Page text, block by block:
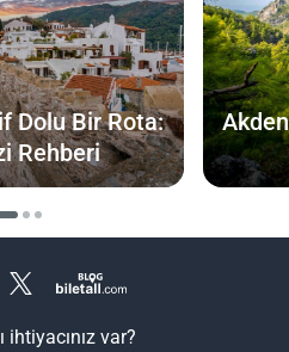
Dolu Bir Rota:
Rehberi
ihtiyacınız var?